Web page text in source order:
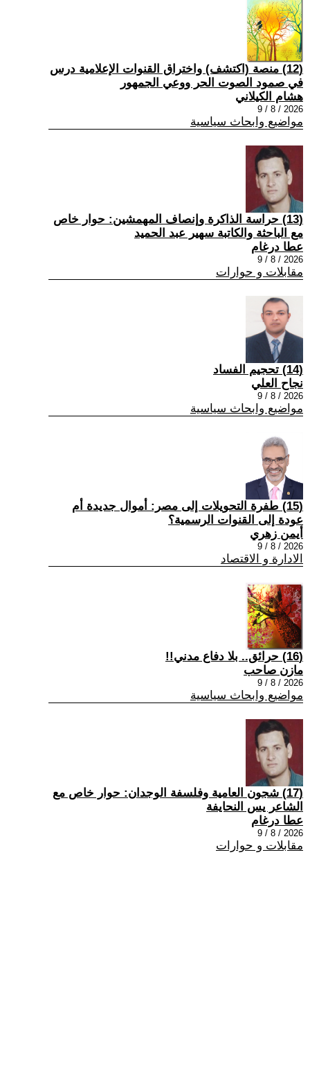
(12) منصة (اكتشف) واختراق القنوات الإعلامية درس
في صمود الصوت الحر ووعي الجمهور
هشام الكيلاني
2026 / 8 / 9
مواضيع وابحاث سياسية
(13) حراسة الذاكرة وإنصاف المهمشين: حوار خاص
مع الباحثة والكاتبة سهير عبد الحميد
عطا درغام
2026 / 8 / 9
مقابلات و حوارات
(14) تحجيم الفساد
نجاح العلي
2026 / 8 / 9
مواضيع وابحاث سياسية
(15) طفرة التحويلات إلى مصر: أموال جديدة أم
عودة إلى القنوات الرسمية؟
أيمن زهري
2026 / 8 / 9
الادارة و الاقتصاد
(16) حرائق.. بلا دفاع مدني!!
مازن صاحب
2026 / 8 / 9
مواضيع وابحاث سياسية
(17) شجون العامية وفلسفة الوجدان: حوار خاص مع
الشاعر يس النحايفة
عطا درغام
2026 / 8 / 9
مقابلات و حوارات